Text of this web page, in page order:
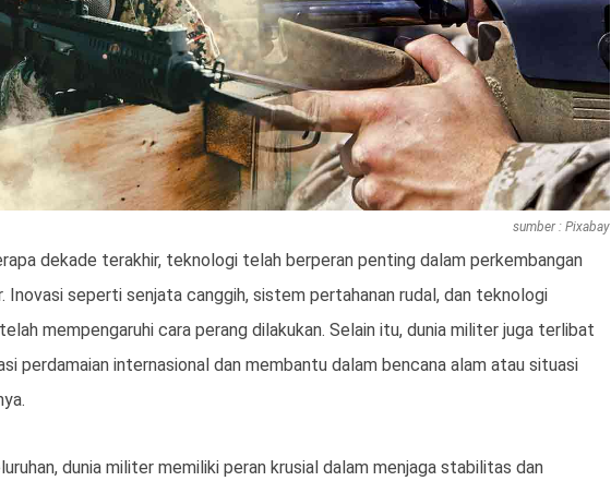
sumber : Pixabay
dekade terakhir, teknologi telah berperan penting dalam perkembangan
Inovasi seperti senjata canggih, sistem pertahanan rudal, dan teknologi
mempengaruhi cara perang dilakukan. Selain itu, dunia militer juga terlibat
perdamaian internasional dan membantu dalam bencana alam atau situasi
dunia militer memiliki peran krusial dalam menjaga stabilitas dan